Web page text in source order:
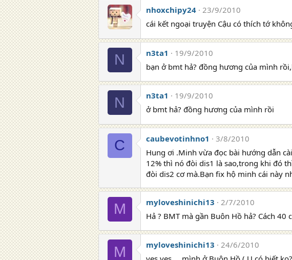
nhoxchipy24 23/9/2010
cái kết ngoại truyện Cậu có thích tớ
N n3ta1
19/9/2010
bạn ở bmt hả? đồng hương của mình
N n3ta1
19/9/2010
ở bmt hả? đồng hương của mình rồi
C caubevotinhno1
3/8/2010
Hung ơi .Minh vừa đọc bài hướng dẫn
12% thì nó đòi dis1 là sao,trong khi đó
đòi dis2 cơ mà.Bạn fix hộ minh cái này
M myloveshinichi13
2/7/2010
Hả ? BMT mà gần Buôn Hồ hả? Cách 40
M myloveshinichi13
24/6/2010